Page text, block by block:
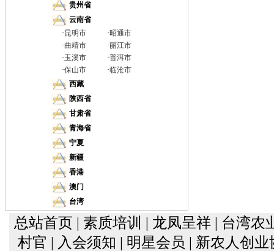
贵州省
云南省
·昆明市 ·昭通市
·曲靖市 ·丽江市
·玉溪市 ·普洱市
·保山市 ·临沧市
西藏
陕西省
甘肃省
青海省
宁夏
新疆
香港
澳门
台湾
总站首页 | 素质培训 | 龙凤呈祥 | 台湾农
村官 | 入会须知 | 明星会员 | 新农人创